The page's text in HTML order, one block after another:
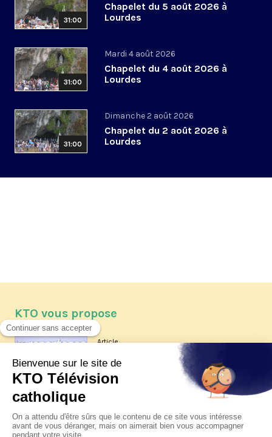
31:00
Chapelet du 5 août 2026 à
Lourdes
31:00
Mardi 4 août 2026
Chapelet du 4 août 2026 à
Lourdes
31:00
Dimanche 2 août 2026
Chapelet du 2 août 2026 à
Lourdes
KTO vous propose
Article
Les reportages d'été 2026 de KTO
La visite pastorale du pape Léon
XIV à Assise à suivre sur KTO le
jeudi 6 août